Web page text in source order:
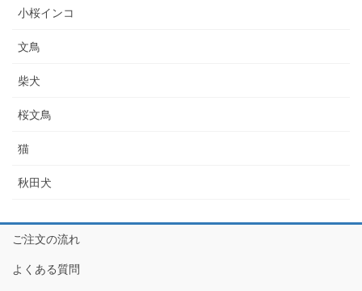
小桜インコ
文鳥
柴犬
桜文鳥
猫
秋田犬
ご注文の流れ
よくある質問